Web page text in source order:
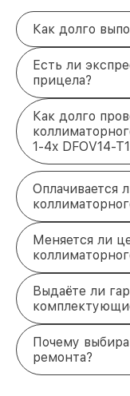
Как долго
Есть ли
прицела?
Как долго
1-4x DFOV14-
Оплачивается
Меняется ли
Выдаёте ли
Почему
ремонта?